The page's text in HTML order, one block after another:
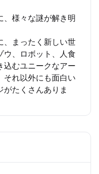
、様々な謎が解き明
、まったく新しい世
ウ、ロボット、人食
込むユニークなアー
それ以外にも面白い
がたくさんありま